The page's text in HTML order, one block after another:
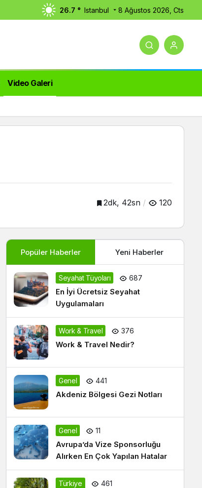
26.7 ° Istanbul 8 Ağustos 2026, Cts
Video Galeri
2dk, 42sn 120
Popüler Haberler Yeni Haberler
Seyahat Tüyoları 687
En İyi Ücretsiz Seyahat
Uygulamaları
Work & Travel 376
Work & Travel Nedir?
Genel 441
Akdeniz Bölgesi Gezi Notları
Genel 11
Avrupa’da Vize Sponsorluğu
Alırken En Çok Yapılan Hatalar
Türkiye 461